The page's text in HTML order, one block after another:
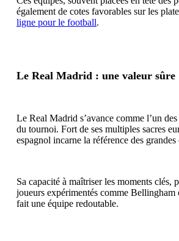
également de cotes favorables sur les
ligne pour le football.
Le Real Madrid : une valeur sûre
Le Real Madrid s’avance comme l’un
du tournoi. Fort de ses multiples sacres
espagnol incarne la référence des
Sa capacité à maîtriser les moments clés,
joueurs expérimentés comme Bellingham
fait une équipe redoutable.